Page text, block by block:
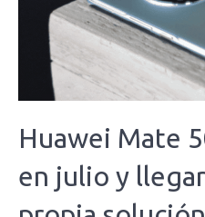
Huawei Mate
en julio y